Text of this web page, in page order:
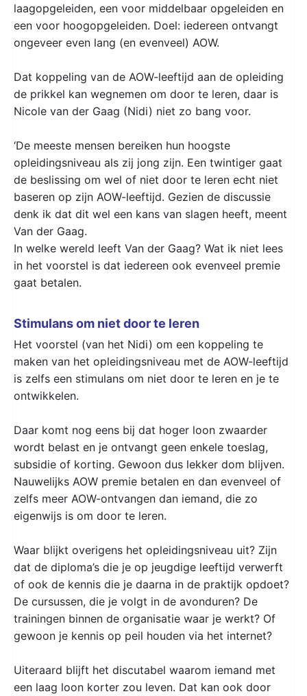
laagopgeleiden, een voor middelbaar opgeleiden en
een voor hoogopgeleiden. Doel: iedereen ontvangt
ongeveer even lang (en evenveel) AOW.
Dat koppeling van de AOW-leeftijd aan de opleiding
de prikkel kan wegnemen om door te leren, daar is
Nicole van der Gaag (Nidi) niet zo bang voor.
‘De meeste mensen bereiken hun hoogste
opleidingsniveau als zij jong zijn. Een twintiger gaat
de beslissing om wel of niet door te leren echt niet
baseren op zijn AOW-leeftijd. Gezien de discussie
denk ik dat dit wel een kans van slagen heeft, meent
Van der Gaag.
In welke wereld leeft Van der Gaag? Wat ik niet lees
in het voorstel is dat iedereen ook evenveel premie
gaat betalen.
Stimulans om niet door te leren
Het voorstel (van het Nidi) om een koppeling te
maken van het opleidingsniveau met de AOW-leeftijd
is zelfs een stimulans om niet door te leren en je te
ontwikkelen.
Daar komt nog eens bij dat hoger loon zwaarder
wordt belast en je ontvangt geen enkele toeslag,
subsidie of korting. Gewoon dus lekker dom blijven.
Nauwelijks AOW premie betalen en dan evenveel of
zelfs meer AOW-ontvangen dan iemand, die zo
eigenwijs is om door te leren.
Waar blijkt overigens het opleidingsniveau uit? Zijn
dat de diploma’s die je op jeugdige leeftijd verwerft
of ook de kennis die je daarna in de praktijk opdoet?
De cursussen, die je volgt in de avonduren? De
trainingen binnen de organisatie waar je werkt? Of
gewoon je kennis op peil houden via het internet?
Uiteraard blijft het discutabel waarom iemand met
een laag loon korter zou leven. Dat kan ook door